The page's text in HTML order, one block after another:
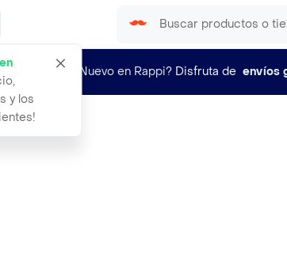
y los
¿Nuevo en Rappi? Disfruta de envíos